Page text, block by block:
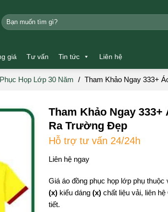
Tìm
kiếm:
giá Tư vấn Tin tức Liên hệ
Họp Lớp 30 Năm / Tham Khảo Ngay 333+
Tham Khảo Ngay 333+
Ra Trường Đẹp
Hỗ trợ tư vấn 24/24h
Liên hệ ngay
Giá áo đồng phục họp lớp phụ
(x) kiểu dáng(x)chất liệu vải, liên hệ
tiết.